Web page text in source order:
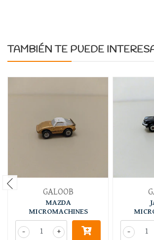
TAMBIÉN TE PUEDE
GALOOB
MAZDA
MICROMACHINES
+
- -